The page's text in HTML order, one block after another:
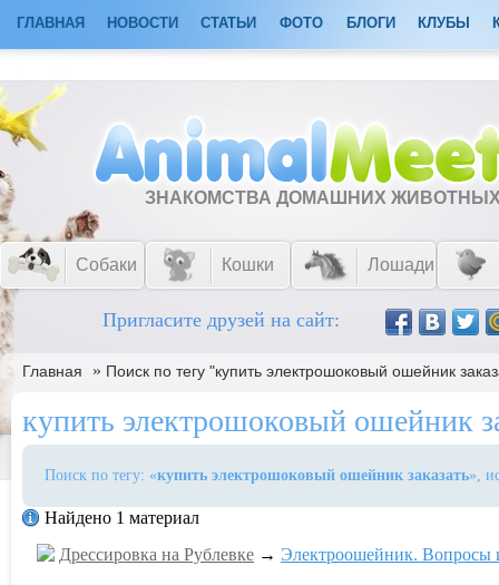
ГЛАВНАЯ НОВОСТИ СТАТЬИ ФОТО БЛОГИ КЛУБЫ
ЗНАКОМСТВА ДОМАШНИХ
Собаки Кошки Лошади
Пригласите друзей на сайт:
Главная » Поиск по тегу "купить электрошоковый ошейник
купить электрошоковый ошейник
Поиск по тегу: «купить электрошоковый ошейник заказать»,
Найдено 1 материал
Дрессировка на Рублевке → Электроошейник. Вопросы